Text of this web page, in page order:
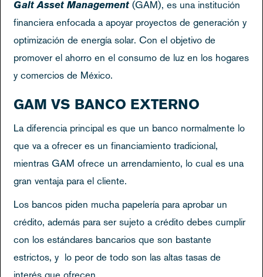
Galt Asset Management (GAM), es una institución
financiera enfocada a apoyar proyectos de generación y
optimización de energía solar. Con el objetivo de
promover el ahorro en el consumo de luz en los hogares
y comercios de México.
GAM VS BANCO EXTERNO
La diferencia principal es que un banco normalmente lo
que va a ofrecer es un financiamiento tradicional,
mientras GAM ofrece un arrendamiento, lo cual es una
gran ventaja para el cliente.
Los bancos piden mucha papelería para aprobar un
crédito, además para ser sujeto a crédito debes cumplir
con los estándares bancarios que son bastante
estrictos, y lo peor de todo son las altas tasas de
interés que ofrecen.